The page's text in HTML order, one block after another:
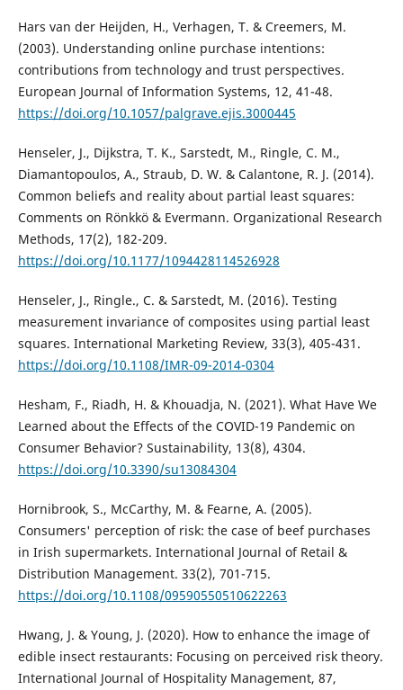
Hars van der Heijden, H., Verhagen, T. & Creemers, M.
(2003). Understanding online purchase intentions:
contributions from technology and trust perspectives.
European Journal of Information Systems, 12, 41-48.
https://doi.org/10.1057/palgrave.ejis.3000445
Henseler, J., Dijkstra, T. K., Sarstedt, M., Ringle, C. M.,
Diamantopoulos, A., Straub, D. W. & Calantone, R. J. (2014).
Common beliefs and reality about partial least squares:
Comments on Rönkkö & Evermann. Organizational Research
Methods, 17(2), 182-209.
https://doi.org/10.1177/1094428114526928
Henseler, J., Ringle., C. & Sarstedt, M. (2016). Testing
measurement invariance of composites using partial least
squares. International Marketing Review, 33(3), 405-431.
https://doi.org/10.1108/IMR-09-2014-0304
Hesham, F., Riadh, H. & Khouadja, N. (2021). What Have We
Learned about the Effects of the COVID-19 Pandemic on
Consumer Behavior? Sustainability, 13(8), 4304.
https://doi.org/10.3390/su13084304
Hornibrook, S., McCarthy, M. & Fearne, A. (2005).
Consumers' perception of risk: the case of beef purchases
in Irish supermarkets. International Journal of Retail &
Distribution Management. 33(2), 701-715.
https://doi.org/10.1108/09590550510622263
Hwang, J. & Young, J. (2020). How to enhance the image of
edible insect restaurants: Focusing on perceived risk theory.
International Journal of Hospitality Management, 87,